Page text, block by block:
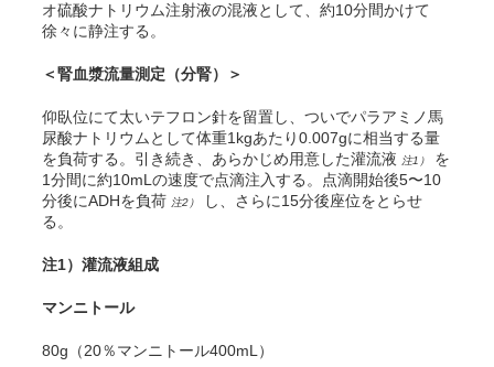
オ硫酸ナトリウム注射液の混液として、約10分間かけて
徐々に静注する。
＜腎血漿流量測定（分腎）＞
仰臥位にて太いテフロン針を留置し、ついでパラアミノ馬
尿酸ナトリウムとして体重1kgあたり0.007gに相当する量
を負荷する。引き続き、あらかじめ用意した灌流液 注1）
を
1分間に約10mLの速度で点滴注入する。点滴開始後5〜10
分後にADHを負荷 注2）
し、さらに15分後座位をとらせ
る。
注1）灌流液組成
マンニトール
80g（20％マンニトール400mL）